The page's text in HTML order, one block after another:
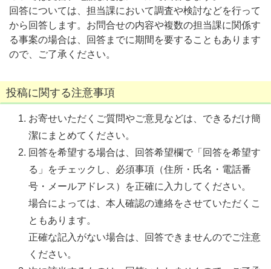
回答については、担当課において調査や検討などを行って
から回答します。お問合せの内容や複数の担当課に関係す
る事案の場合は、回答までに期間を要することもあります
ので、ご了承ください。
投稿に関する注意事項
お寄せいただくご質問やご意見などは、できるだけ簡
潔にまとめてください。
回答を希望する場合は、回答希望欄で「回答を希望す
る」をチェックし、必須事項（住所・氏名・電話番
号・メールアドレス）を正確に入力してください。
場合によっては、本人確認の連絡をさせていただくこ
ともあります。
正確な記入がない場合は、回答できませんのでご注意
ください。